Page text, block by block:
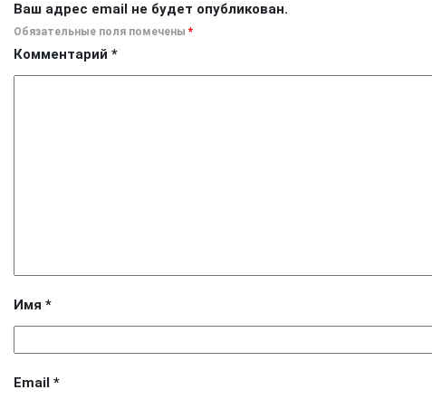
Ваш адрес email не будет опубликован.
Обязательные поля помечены *
Комментарий *
Имя *
Email *